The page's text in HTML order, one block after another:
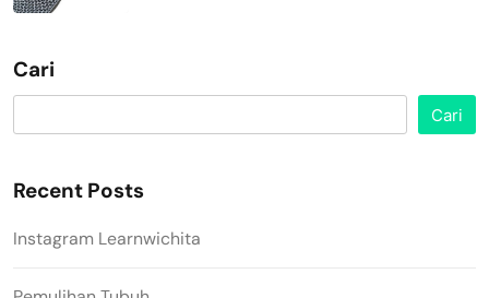
Cari
Cari
Recent Posts
Instagram Learnwichita